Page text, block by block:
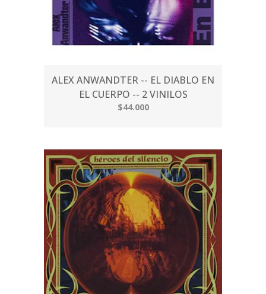
ALEX ANWANDTER -- EL DIABLO EN
EL CUERPO -- 2 VINILOS
$44.000